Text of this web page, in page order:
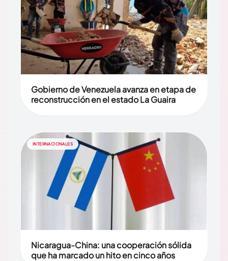
Gobierno de Venezuela avanza en etapa de
reconstrucción en el estado La Guaira
INTERNACIONALES
Nicaragua-China: una cooperación sólida
que ha marcado un hito en cinco años